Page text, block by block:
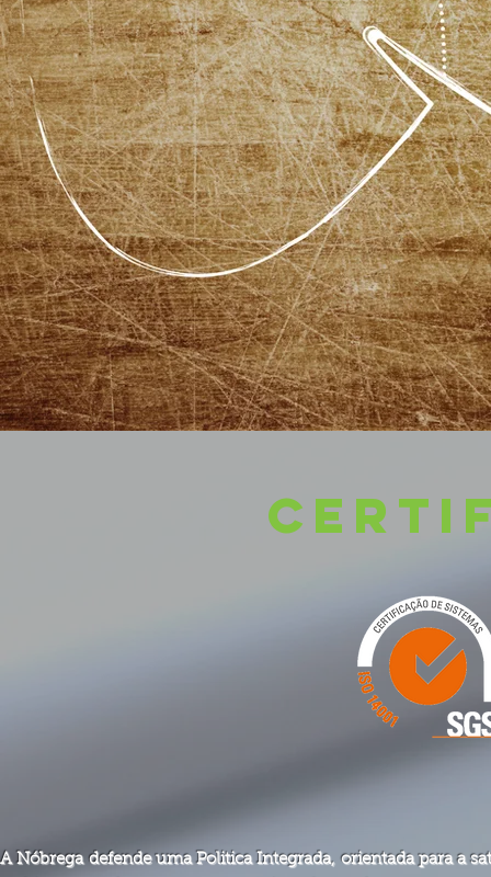
A Nóbrega defende uma Politica Integrada, orientada para a